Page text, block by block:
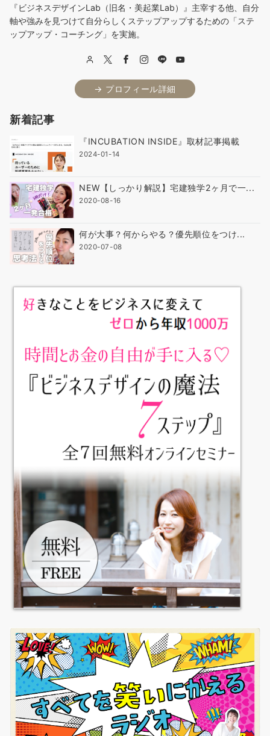
『ビジネスデザインLab（旧名・美起業Lab）』主宰する他、自分
軸や強みを見つけて自分らしくステップアップするための「ステ
ップアップ・コーチング」を実施。
→ プロフィール詳細
新着記事
『INCUBATION INSIDE』取材記事掲載
2024-01-14
NEW【しっかり解説】宅建独学2ヶ月で一...
2020-08-16
何が大事？何からやる？優先順位をつけ...
2020-07-08